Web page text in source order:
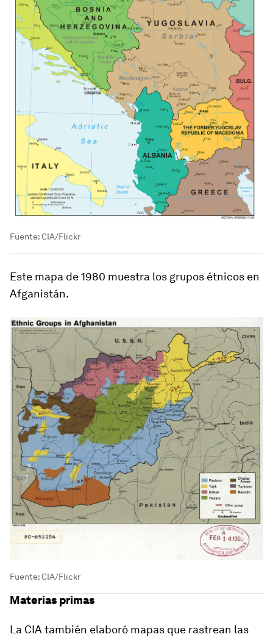
Fuente: CIA/Flickr
Este mapa de 1980 muestra los grupos étnicos en
Afganistán.
Fuente: CIA/Flickr
Materias primas
La CIA también elaboró mapas que rastrean las